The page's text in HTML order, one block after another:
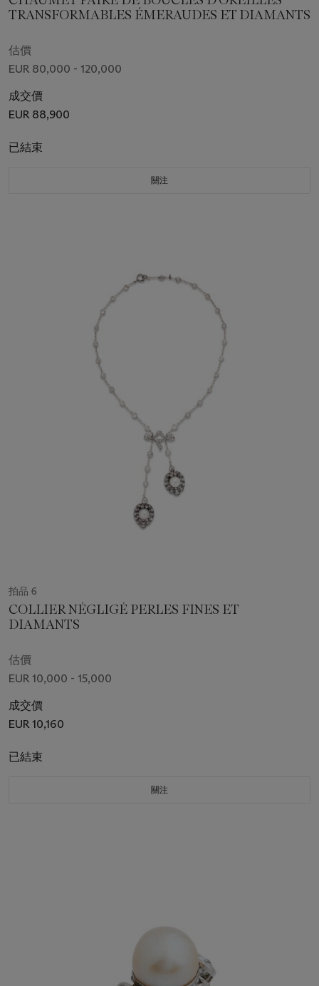
TRANSFORMABLES ÉMERAUDES ET DIAMANTS
估價
EUR 80,000 - 120,000
成交價
EUR 88,900
已結束
關注
拍品 6
COLLIER NÉGLIGÉ PERLES FINES ET
DIAMANTS
估價
EUR 10,000 - 15,000
成交價
EUR 10,160
已結束
關注